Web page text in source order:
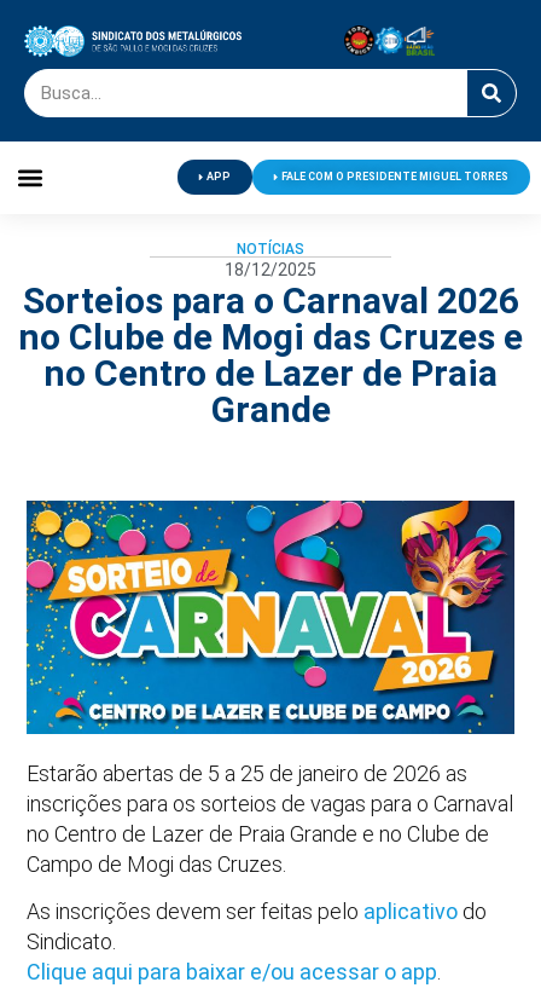
APP FALE COM O PRESIDENTE MIGUEL TORRES
NOTÍCIAS
18/12/2025
Sorteios para o Carnaval 2026
no Clube de Mogi das Cruzes e
no Centro de Lazer de Praia
Grande
Estarão abertas de 5 a 25 de janeiro de 2026 as
inscrições para os sorteios de vagas para o Carnaval
no Centro de Lazer de Praia Grande e no Clube de
Campo de Mogi das Cruzes.
As inscrições devem ser feitas pelo aplicativo do
Sindicato.
Clique aqui para baixar e/ou acessar o app.